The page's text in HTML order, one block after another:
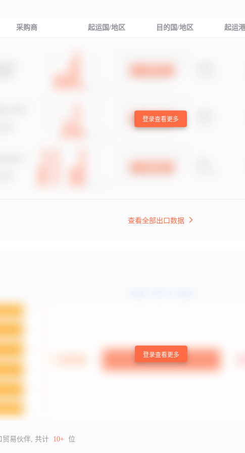
采购商 起运国/地区 目的国/地区 起运港
登录查看更多
查看全部出口数据
登录查看更多
贸易伙伴, 共计 10+ 位